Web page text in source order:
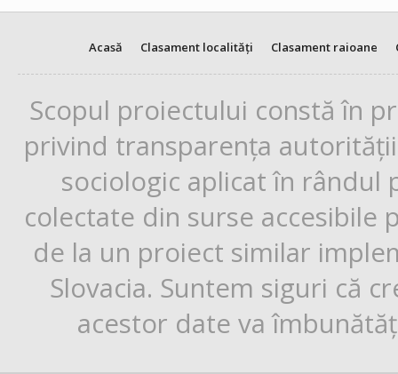
Acasă Clasament localități Clasament raioane
Scopul proiectului constă în
privind transparența
sociologic aplicat în rândul
colectate din surse
de la un proiect similar
Slovacia. Suntem siguri că
acestor date va